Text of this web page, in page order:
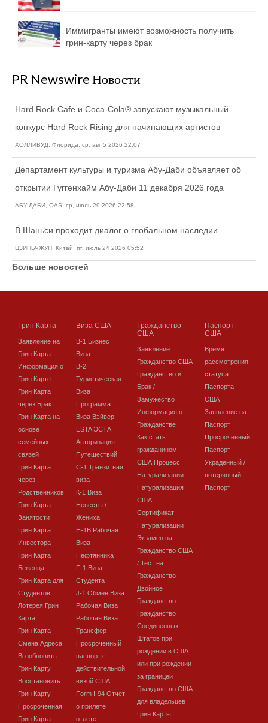
Иммигранты имеют возможность получить
грин-карту через брак
PR Newswire Новости
Hard Rock Cafe и Coca-Cola® запускают музыкальный
конкурс Hard Rock Rising для начинающих артистов
ХОЛЛИВУД, Флорида, ср, авг 5 2026 22:07
Департамент культуры и туризма Абу-Даби объявляет об
открытии Гуггенхайм Абу-Даби 11 декабря 2026 года
АБУ-ДАБИ, ОАЭ, ср, июль 29 2026 22:58
В Шаньси проходит диалог о глобальном наследии
ЦЗИНЬЧЖУН, Китай, пт, июль 24 2026 05:52
Больше новостей
Грин Карта
Заявление на
Грин Карта
Информация о
Грин Карте
Грин Карта
через Брак
Грин Карта на
основе
семейных
связей
Грин Карта
через
Родственников
Грин Карта
Занятости
Грин Карта
Инвестора
Грин Карта
Беженца
Грин Карта для
Студентов
Лотерея Грин
Карта
Грин Карта
Смена Адреса
Возобновить
Грин Карту
Восстановить
Грин Карту
Просроченная
Грин Карта
Виза США
В-1 Бизнес
Виза
В-2
Туристическая
Виза
Программа
Виза Вэйвер
ESTA ЭСТА
Авторизация
Путешествий
C-1 Транзитная
виза
К-1 Виза
Невесты /
Жениха
H-1B Рабочая
Виза
Нефтянника
F-1 Виза
Студента
J-1 Обмен Виза
Рабочая Виза
Рабочая Виза
Трансфер
Просроченный
паспорт с
действительной
визой США
Form I-94 Отчет
о прилете
отлете
Гражданство
США
Заявление
Гражданство США
Гражданство и
Брак /
Замужество
Информация о
Гражданстве
Как стать
гражданином
США Процесс
Натурализации
Натурализация
США
Сертификат
Натурализации
Экзамен на
Гражданство США
/ Тест на
Гражданство
Двойное
Гражданство
Гражданство
Соединенных
Штатов при
рождении в США
или при рождении
за границей
Гражданство США
для владельцев
Грин Карты
Паспорт
США
Время
рассмотрения
статуса
Паспорта
США
Заявление на
Паспорт
Просроченный
Паспорт
Украденный /
потерянный
Паспорт